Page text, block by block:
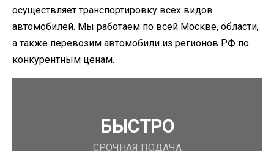
осуществляет транспортировку всех видов
автомобилей. Мы работаем по всей Москве, области,
а также перевозим автомобили из регионов РФ по
конкурентным ценам.
БЫСТРО
СРОЧНАЯ ПОДАЧА